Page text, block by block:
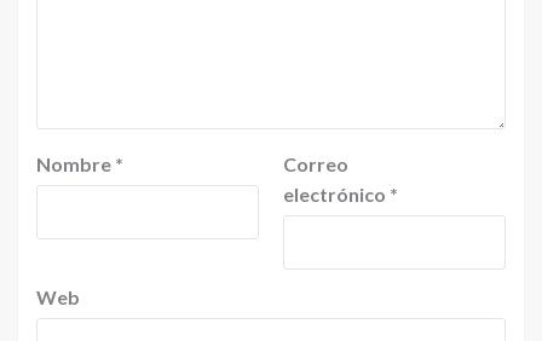
Nombre *
Correo
electrónico *
Web